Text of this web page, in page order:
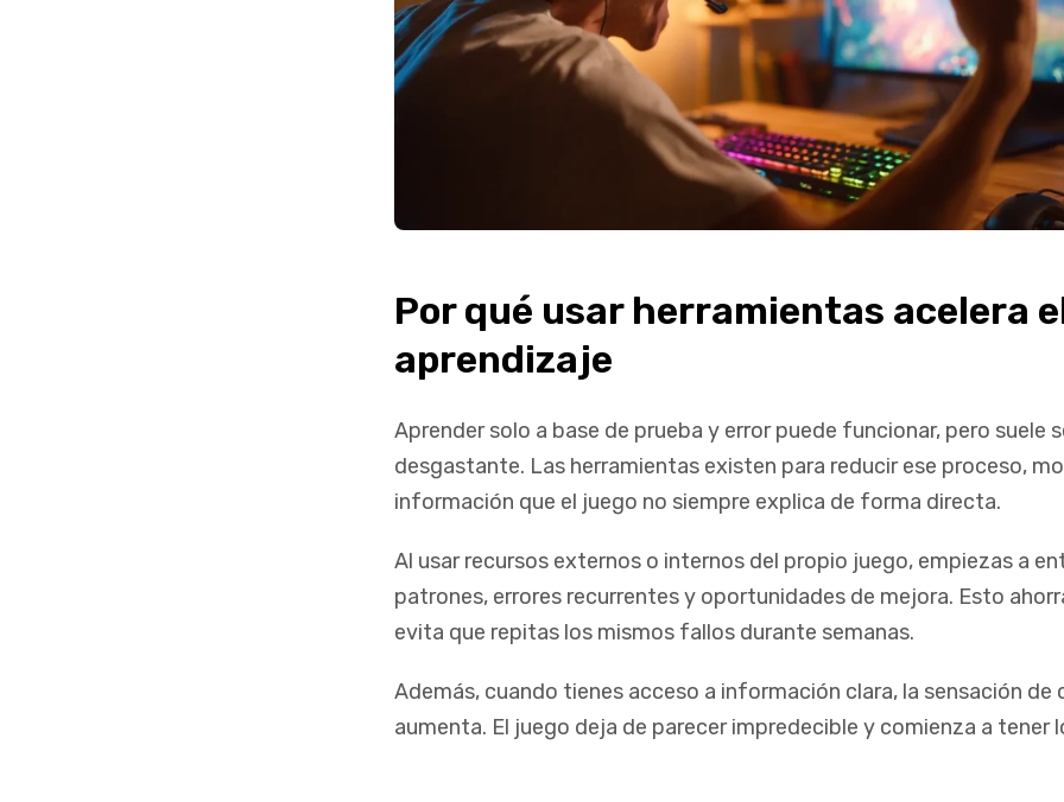
Por qué usar herramientas acelera
aprendizaje
Aprender solo a base de prueba y error puede funcionar, pero suele
desgastante. Las herramientas existen para reducir ese proceso,
información que el juego no siempre explica de forma directa.
Al usar recursos externos o internos del propio juego, empiezas a
patrones, errores recurrentes y oportunidades de mejora. Esto
evita que repitas los mismos fallos durante semanas.
Además, cuando tienes acceso a información clara, la sensación de
aumenta. El juego deja de parecer impredecible y comienza a tener